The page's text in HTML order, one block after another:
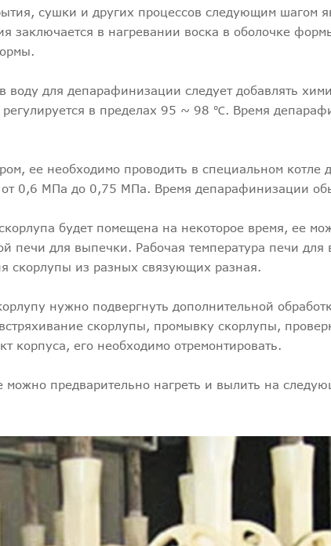
сушки и других процессов следующим шагом
заключается в нагревании воска в оболочке
для депарафинизации следует добавлять
в пределах 95 ~ 98 ℃. Время
ее необходимо проводить в специальном
от 0,6 МПа до 0,75 МПа. Время депарафинизации
будет помещена на некоторое время, ее
печи для выпечки. Рабочая температура печи для
скорлупы из разных связующих разная.
нужно подвергнуть дополнительной
скорлупы, промывку скорлупы,
корпуса, его необходимо отремонтировать.
можно предварительно нагреть и вылить на